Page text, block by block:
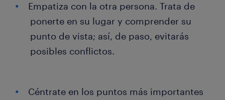
Empatiza con la otra persona. Trata de
ponerte en su lugar y comprender su
punto de vista; así, de paso, evitarás
posibles conflictos.
Céntrate en los puntos más importantes